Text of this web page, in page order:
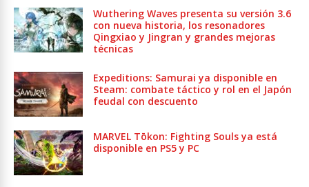
Wuthering Waves presenta su versión 3.6
con nueva historia, los resonadores
Qingxiao y Jingran y grandes mejoras
técnicas
Expeditions: Samurai ya disponible en
Steam: combate táctico y rol en el Japón
feudal con descuento
MARVEL Tōkon: Fighting Souls ya está
disponible en PS5 y PC